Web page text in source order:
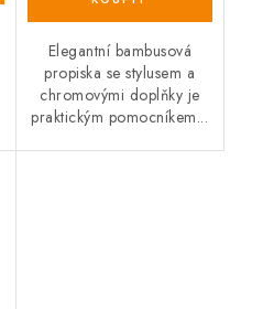
Elegantní bambusová
propiska se stylusem a
chromovými doplňky je
praktickým pomocníkem...